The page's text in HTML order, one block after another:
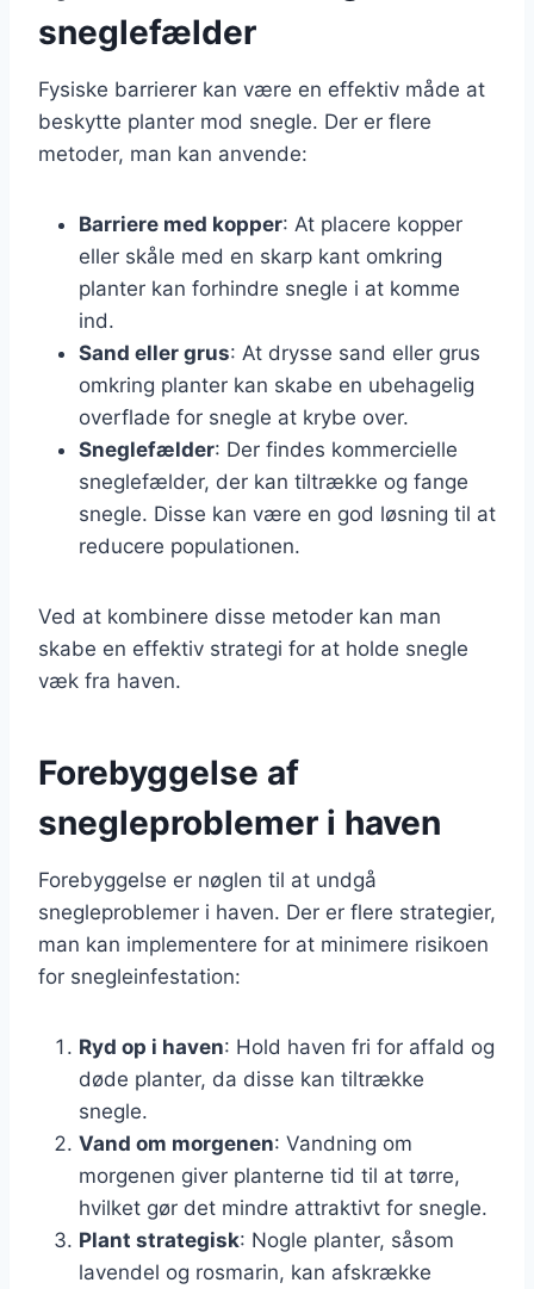
sneglefælder
Fysiske barrierer kan være en effektiv måde at
beskytte planter mod snegle. Der er flere
metoder, man kan anvende:
Barriere med kopper: At placere kopper
eller skåle med en skarp kant omkring
planter kan forhindre snegle i at komme
ind.
Sand eller grus: At drysse sand eller grus
omkring planter kan skabe en ubehagelig
overflade for snegle at krybe over.
Sneglefælder: Der findes kommercielle
sneglefælder, der kan tiltrække og fange
snegle. Disse kan være en god løsning til at
reducere populationen.
Ved at kombinere disse metoder kan man
skabe en effektiv strategi for at holde snegle
væk fra haven.
Forebyggelse af
snegleproblemer i haven
Forebyggelse er nøglen til at undgå
snegleproblemer i haven. Der er flere strategier,
man kan implementere for at minimere risikoen
for snegleinfestation:
Ryd op i haven: Hold haven fri for affald og
døde planter, da disse kan tiltrække
snegle.
Vand om morgenen: Vandning om
morgenen giver planterne tid til at tørre,
hvilket gør det mindre attraktivt for snegle.
Plant strategisk: Nogle planter, såsom
lavendel og rosmarin, kan afskrække